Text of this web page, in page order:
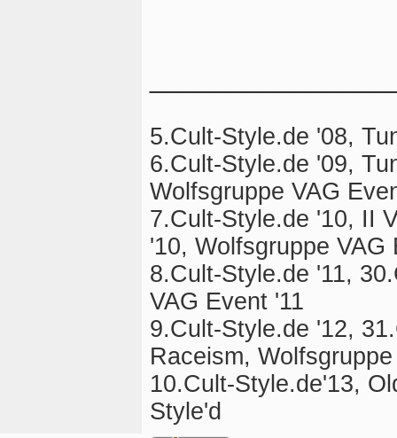
5.Cult-Style.de '08,
6.Cult-Style.de '09,
Wolfsgruppe VAG
7.Cult-Style.de '10, II
'10, Wolfsgruppe VAG
8.Cult-Style.de '11,
VAG Event '11
9.Cult-Style.de '12,
Raceism,
10.Cult-Style.de'13,
Style'd